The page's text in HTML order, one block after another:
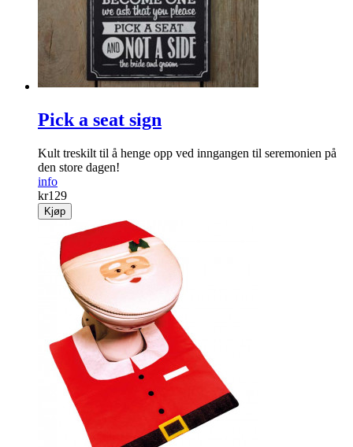
Pick a seat sign
Kult treskilt til å henge opp ved inngangen til seremonien på
den store dagen!
info
kr129
Kjøp